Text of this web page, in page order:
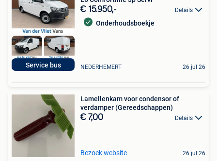
Service bus
€ 15.950,- Details
Onderhoudsboekje
NEDERHEMERT 26 jul 26
Lamellenkam voor condensor of
verdamper (Gereedschappen)
€ 7,00 Details
Bezoek website 26 jul 26